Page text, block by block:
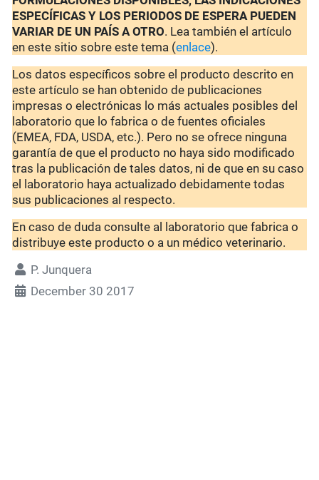
ESPECÍFICAS Y LOS PERIODOS DE ESPERA PUEDEN
VARIAR DE UN PAÍS A OTRO. Lea también el artículo
en este sitio sobre este tema (enlace).
Los datos específicos sobre el producto descrito en
este artículo se han obtenido de publicaciones
impresas o electrónicas lo más actuales posibles del
laboratorio que lo fabrica o de fuentes oficiales
(EMEA, FDA, USDA, etc.). Pero no se ofrece ninguna
garantía de que el producto no haya sido modificado
tras la publicación de tales datos, ni de que en su caso
el laboratorio haya actualizado debidamente todas
sus publicaciones al respecto.
En caso de duda consulte al laboratorio que fabrica o
distribuye este producto o a un médico veterinario.
P. Junquera
December 30 2017